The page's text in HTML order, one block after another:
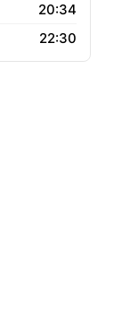
20:34
22:30